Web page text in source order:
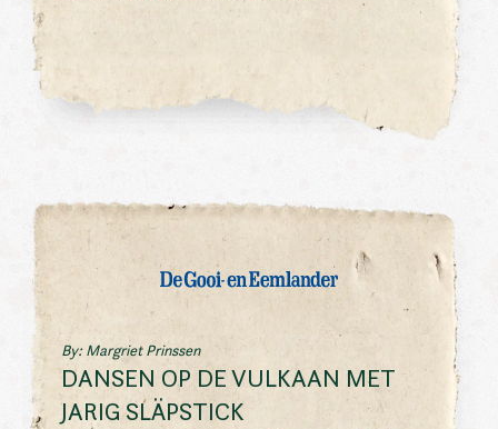
By: Margriet Prinssen
DANSEN OP DE VULKAAN MET
JARIG SLÄPSTICK